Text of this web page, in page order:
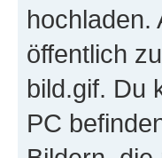
hochladen.
öffentlich
bild.gif. Du
PC